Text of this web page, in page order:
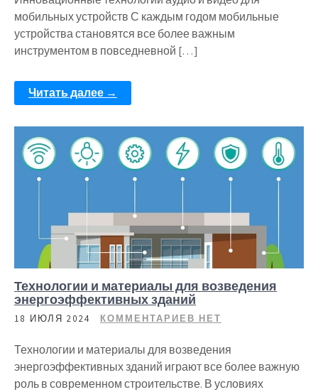
мобильных устройств С каждым годом мобильные
устройства становятся все более важным
инструментом в повседневной […]
Читать далее →
Технологии и материалы для возведения
энергоэффективных зданий
18 ИЮЛЯ 2024 КОММЕНТАРИЕВ НЕТ
Технологии и материалы для возведения
энергоэффективных зданий играют все более важную
роль в современном строительстве. В условиях